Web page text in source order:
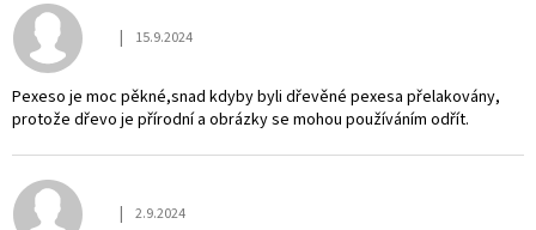
Hodnocení obchodu je 5 z 5 hvězdiček.
| 15.9.2024
Pexeso je moc pěkné,snad kdyby byli dřevěné pexesa přelakovány,
protože dřevo je přírodní a obrázky se mohou používáním odřít.
Hodnocení obchodu je 5 z 5 hvězdiček.
| 2.9.2024